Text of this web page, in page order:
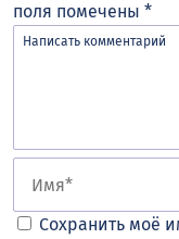
поля помечены *
Сохранить моё